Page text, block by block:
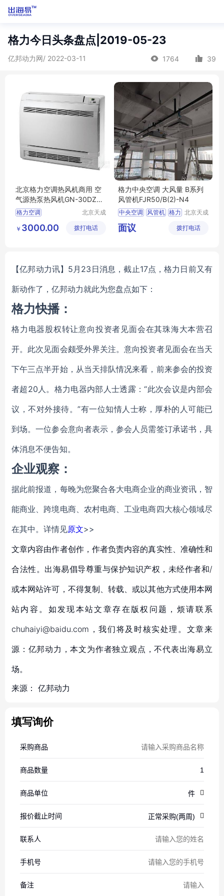
格力今日头条盘点|2019-05-23
亿邦动力网/ 2022-03-11 1764 39
北京格力空调热风机商用 空
气源热泵热风机GN-30DZW/
(30449)FNhAb-B1(含管)
格力空调
北京天成
设备有限
￥ 3000.00 拨打电话
格力中央空调 大风量 B系列
风管机FJR50/B(2)-N4
中央空调 风管机 格力 北京天成
设备有限
面议 拨打电话
【亿邦动力讯】5月23日消息，截止17点，格力日前又有
新动作了，亿邦动力就此为您盘点如下：
格力快播：
格力电器股权转让意向投资者见面会在其珠海大本营召
开。此次见面会颇受外界关注。意向投资者见面会在当天
下午三点半开始，从当天排队情况来看，前来参会的投资
者超20人。格力电器内部人士透露：“此次会议是内部会
议，不对外接待。”有一位知情人士称，厚朴的人可能已
到场。一位参会意向者表示，参会人员需签订承诺书，具
体消息不便告知。
企业观察：
据此前报道，每晚为您聚合各大电商企业的商业资讯，智
能商业、跨境电商、农村电商、工业电商四大核心领域尽
在其中。详情见原文>>
文章内容由作者创作，作者负责内容的真实性、准确性和
合法性。出海易倡导尊重与保护知识产权，未经作者和/
或本网站许可，不得复制、转载、或以其他方式使用本网
站内容。如发现本站文章存在版权问题，烦请联系
chuhaiyi@baidu.com，我们将及时核实处理。文章来
源：亿邦动力，本文为作者独立观点，不代表出海易立
场。
来源： 亿邦动力
填写询价